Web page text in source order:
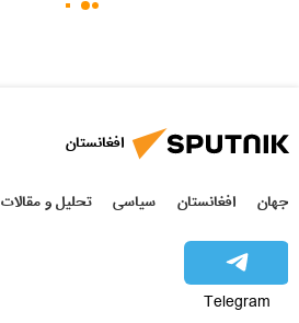
افغانستان
جهان افغانستان سیاسی تحلیل و مقالات
Telegram